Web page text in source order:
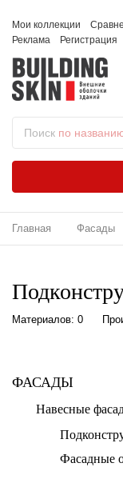
Мои коллекции
Реклама
Регистрация
Поиск по названию
Главная Фасады
Материалов: 0
ФАСАДЫ
Навесные
Фасадные